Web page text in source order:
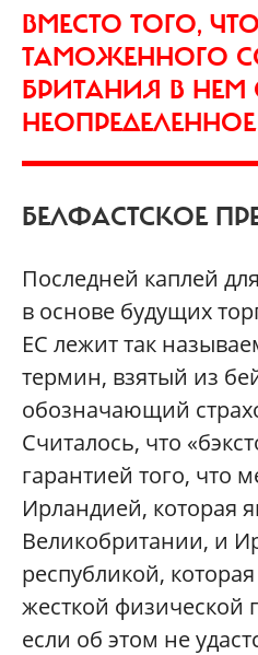
ВМЕСТО ТОГО,
ТАМОЖЕННОГО
БРИТАНИЯ В НЕМ
БЕЛФАСТСКОЕ
Последней каплей
в основе будущих
ЕС лежит так
термин, взятый из
обозначающий
Считалось, что
гарантией того, что
Ирландией, которая
Великобритании, и
республикой,
жесткой физической
если об этом не